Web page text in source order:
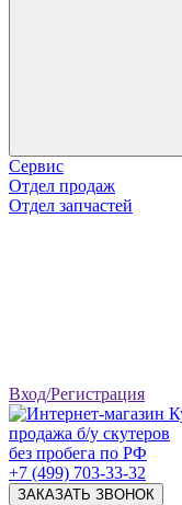
Сервис
Отдел продаж
Отдел запчастей
Вход/Регистрация
продажа б/у скутеров
без пробега по РФ
+7 (499) 703-33-32
ЗАКАЗАТЬ ЗВОНОК